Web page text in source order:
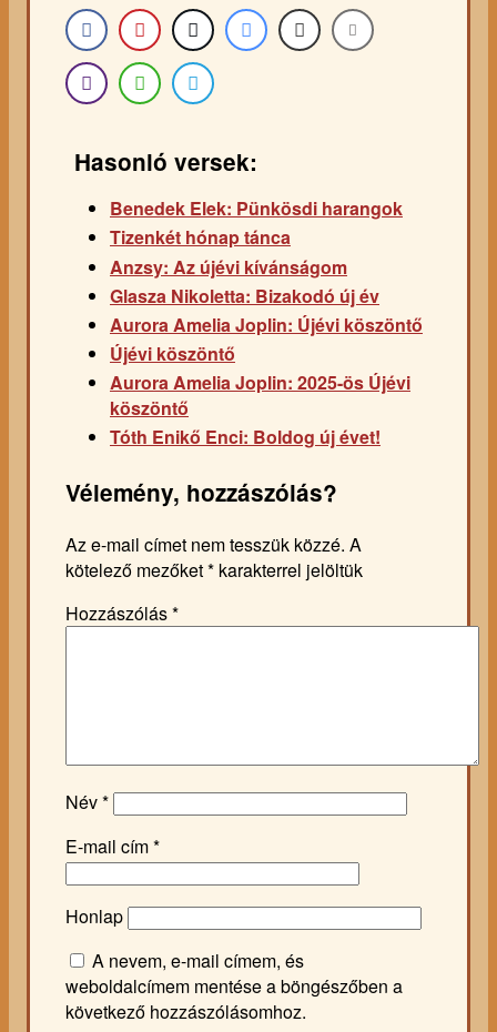
Hasonló versek:
Benedek Elek: Pünkösdi harangok
Tizenkét hónap tánca
Anzsy: Az újévi kívánságom
Glasza Nikoletta: Bizakodó új év
Aurora Amelia Joplin: Újévi köszöntő
Újévi köszöntő
Aurora Amelia Joplin: 2025-ös Újévi
köszöntő
Tóth Enikő Enci: Boldog új évet!
Vélemény, hozzászólás?
Az e-mail címet nem tesszük közzé. A
kötelező mezőket* karakterrel jelöltük
Hozzászólás*
Név*
E-mail cím*
Honlap
A nevem, e-mail címem, és
weboldalcímem mentése a böngészőben a
következő hozzászólásomhoz.